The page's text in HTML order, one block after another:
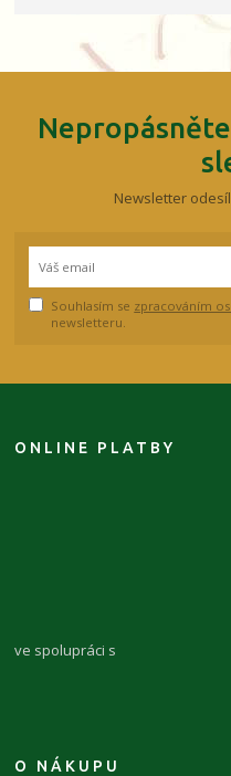
Newsletter
Souhlasím se zpracováním
newsletteru.
ONLINE PLATBY
ve spolupráci s
O NÁKUPU